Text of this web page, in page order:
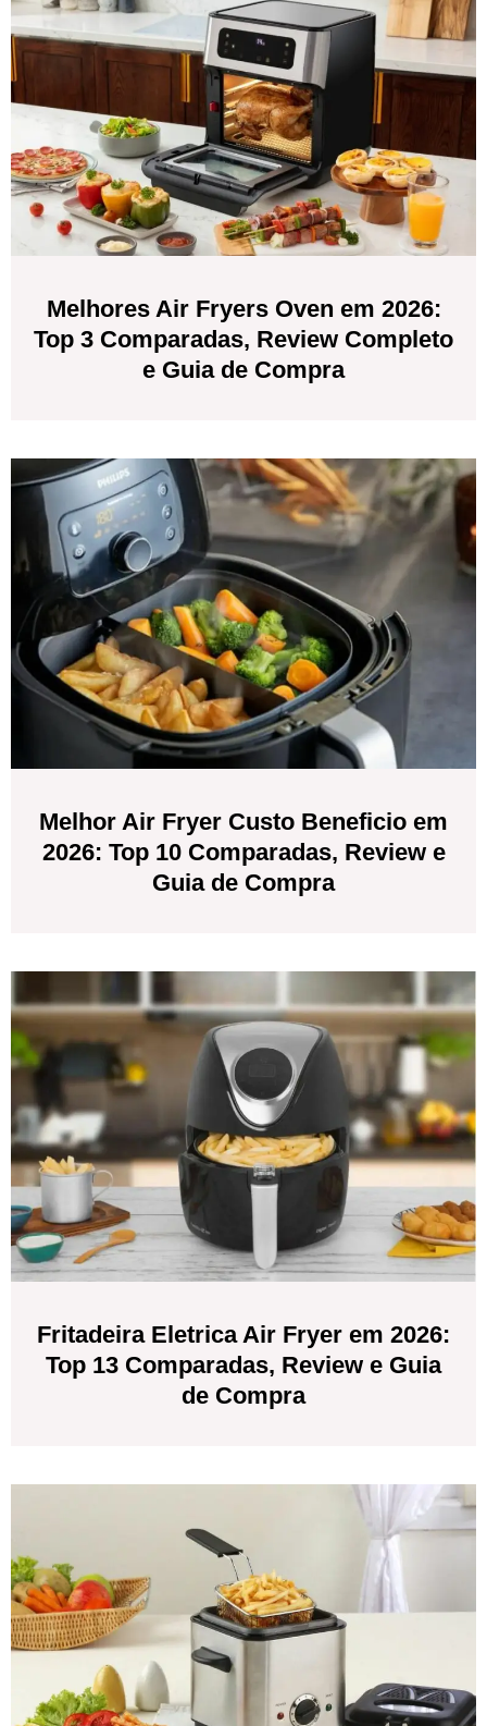
Melhores Air Fryers Oven em 2026:
Top 3 Comparadas, Review Completo
e Guia de Compra
Melhor Air Fryer Custo Beneficio em
2026: Top 10 Comparadas, Review e
Guia de Compra
Fritadeira Eletrica Air Fryer em 2026:
Top 13 Comparadas, Review e Guia
de Compra